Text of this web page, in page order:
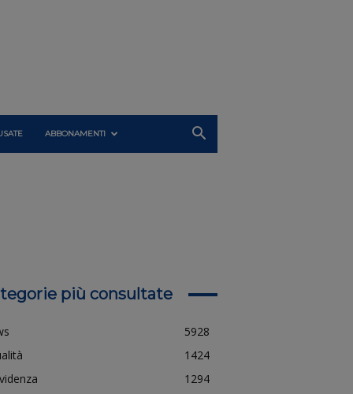
ABBONAMENTI
più consultate
5928
1424
1294